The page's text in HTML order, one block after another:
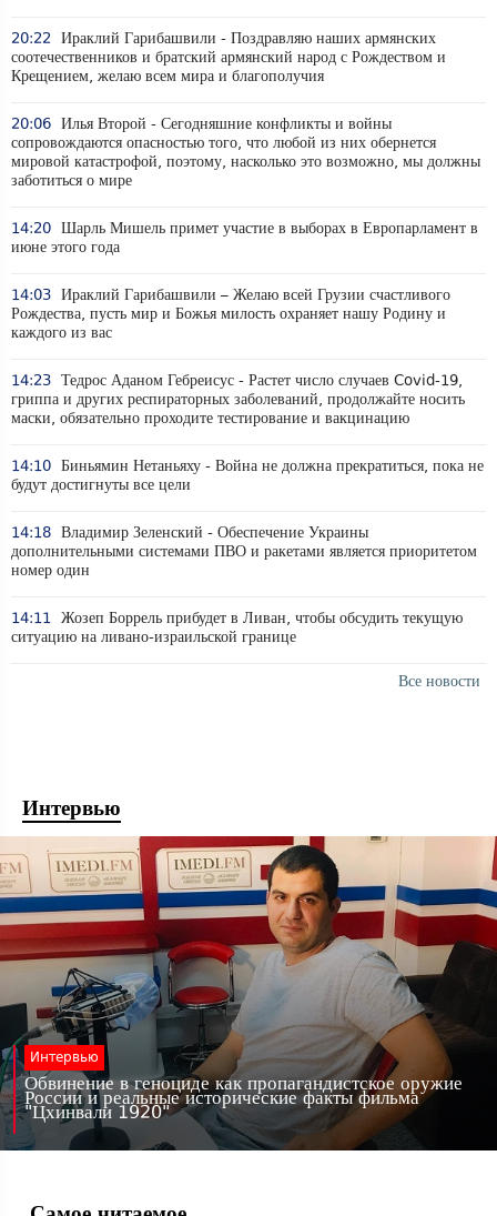
20:22
Ираклий Гарибашвили - Поздравляю наших армянских
соотечественников и братский армянский народ с Рождеством и
Крещением, желаю всем мира и благополучия
20:06 Илья Второй - Сегодняшние конфликты и войны
сопровождаются опасностью того, что любой из них обернется
мировой катастрофой, поэтому, насколько это возможно, мы должны
заботиться о мире
14:20 Шарль Мишель примет участие в выборах в Европарламент в
июне этого года
14:03 Ираклий Гарибашвили – Желаю всей Грузии счастливого
Рождества, пусть мир и Божья милость охраняет нашу Родину и
каждого из вас
14:23 Тедрос Аданом Гебреисус - Растет число случаев Covid-19,
гриппа и других респираторных заболеваний, продолжайте носить
маски, обязательно проходите тестирование и вакцинацию
14:10 Биньямин Нетаньяху - Война не должна прекратиться, пока не
будут достигнуты все цели
14:18 Владимир Зеленский - Обеспечение Украины
дополнительными системами ПВО и ракетами является приоритетом
номер один
14:11
Жозеп Боррель прибудет в Ливан, чтобы обсудить текущую
ситуацию на ливано-израильской границе
Все новости
Интервью
Интервью
Обвинение в геноциде как пропагандистское оружие
России и реальные исторические факты фильма
"Цхинвали 1920"